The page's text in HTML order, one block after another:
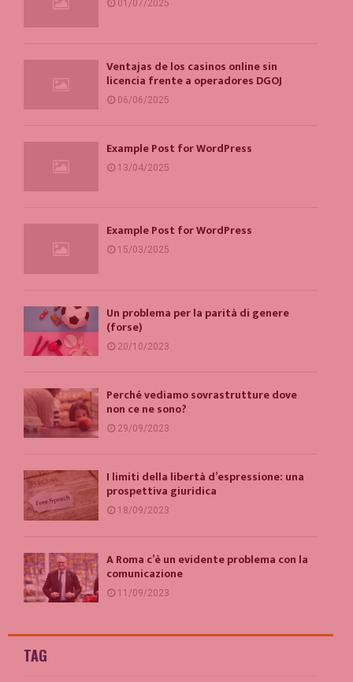
01/07/2025
Ventajas de los casinos online sin
licencia frente a operadores DGOJ
06/06/2025
Example Post for WordPress
13/04/2025
Example Post for WordPress
15/03/2025
Un problema per la parità di genere
(forse)
20/10/2023
Perché vediamo sovrastrutture dove
non ce ne sono?
29/09/2023
I limiti della libertà d’espressione: una
prospettiva giuridica
18/09/2023
A Roma c’è un evidente problema con la
comunicazione
11/09/2023
TAG